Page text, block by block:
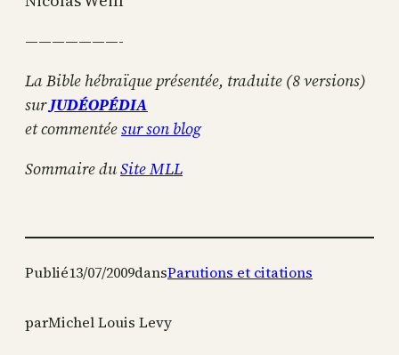
———————-
La Bible hébraïque présentée, traduite (8 versions)
surJUDÉOPÉDIA
et commentéesur son blog
Sommaire duSite MLL
Publié13/07/2009dansParutions et citations
parMichel Louis Levy